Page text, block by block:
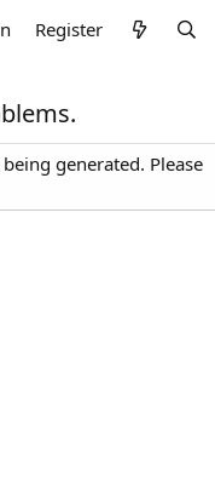
Register
generated. Please